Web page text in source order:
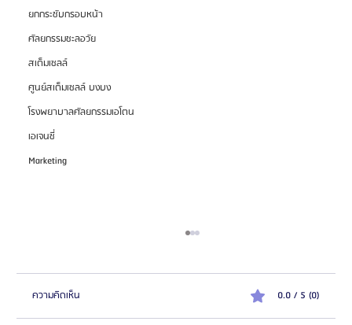
ยกกระชับกรอบหน้า
ศัลยกรรมชะลอวัย
สเต็มเซลล์
ศูนย์สเต็มเซลล์ บงบง
โรงพยาบาลศัลยกรรมเอโตน
เอเจนซี่
Marketing
ความคิดเห็น 0.0 / 5 (0)